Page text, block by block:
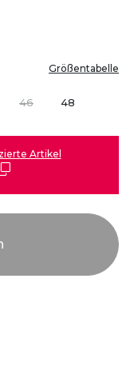
Größentabelle
46 48
Artikel